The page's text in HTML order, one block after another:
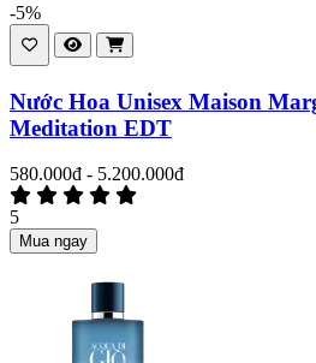
-5%
Nước Hoa Unisex Maison
Meditation EDT
580.000đ - 5.200.000đ
5
Mua ngay